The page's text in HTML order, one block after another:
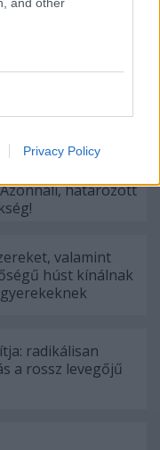
Privacy Policy
technológia
világszintű
határozott
valamint
húst kínálnak
radikálisan
a rossz levegőjű